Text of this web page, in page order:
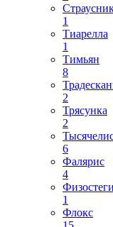
1
Тиарелла
1
Тимьян
8
2
Трясунка
2
6
Фалярис
4
1
Флокс